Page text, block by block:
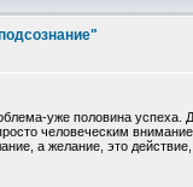
уже половина успеха.
человеческим
а желание, это